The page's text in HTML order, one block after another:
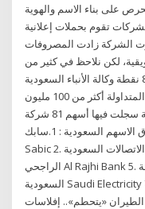
على بناء الاسم والهوية
تقوم بحملات إعلانية
الشركة زادت المصروفات
لكن نلاحظ في كثير من
سوق الأسهم يغلق مرتفعاً عند 8013.69 نقطة وكالة الأنباء السعودية
(واس) سبق 2019-11-25 وبلغ عدد الأسهم المتداولة أكثر من 100 مليون
سهم تقاسمتها أكثر من 100 ألف صفقة سجلت فيها أسهم 81 شركة
ارتفاعاً في قيمتها افضل 10 اسهم في سوق الاسهم السعودية : 1.سابك
Sabic 2. الاتصالات السعودية STC 3. البنك الأهلي التجاري NCB 4. مصرف
الراجحي Al Rajhi Bank 5. المملكة القابضة Kingdom Holding 6. كهرباء
السعودية Saudi Electricity 7. جبل عمر Jabal Omar 8. أسواق الأسهم.
الطيران «يتحطم».. إفلاسات